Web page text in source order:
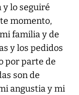
y lo seguiré
momento,
familia y de
y los pedidos
por parte de
son de
angustia y mi